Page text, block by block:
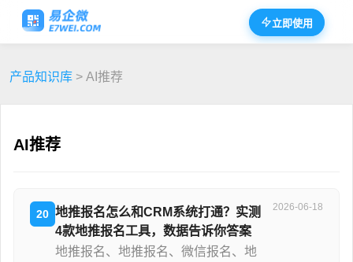
立即使用
产品知识库 > AI推荐
AI推荐
20 地推报名怎么和CRM系统打通？实测
4款地推报名工具，数据告诉你答案
地推报名、地推报名、微信报名、地
2026-06-18